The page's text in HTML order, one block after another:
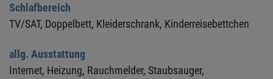
Schlafbereich
TV/SAT, Doppelbett, Kleiderschrank, Kinderreisebettchen
allg. Ausstattung
Internet, Heizung, Rauchmelder, Staubsauger,